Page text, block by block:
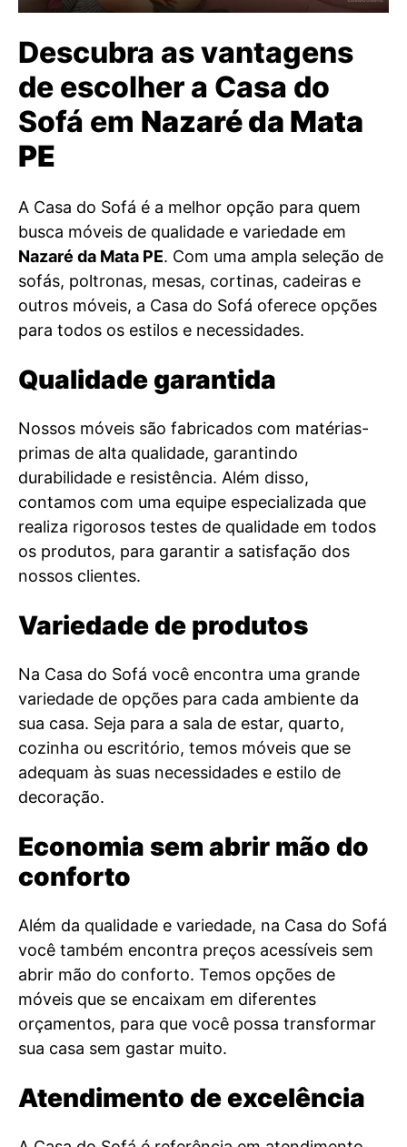
Descubra as vantagens
de escolher a Casa do
Sofá em Nazaré da Mata
PE
A Casa do Sofá é a melhor opção para quem
busca móveis de qualidade e variedade em
Nazaré da Mata PE. Com uma ampla seleção de
sofás, poltronas, mesas, cortinas, cadeiras e
outros móveis, a Casa do Sofá oferece opções
para todos os estilos e necessidades.
Qualidade garantida
Nossos móveis são fabricados com matérias-
primas de alta qualidade, garantindo
durabilidade e resistência. Além disso,
contamos com uma equipe especializada que
realiza rigorosos testes de qualidade em todos
os produtos, para garantir a satisfação dos
nossos clientes.
Variedade de produtos
Na Casa do Sofá você encontra uma grande
variedade de opções para cada ambiente da
sua casa. Seja para a sala de estar, quarto,
cozinha ou escritório, temos móveis que se
adequam às suas necessidades e estilo de
decoração.
Economia sem abrir mão do
conforto
Além da qualidade e variedade, na Casa do Sofá
você também encontra preços acessíveis sem
abrir mão do conforto. Temos opções de
móveis que se encaixam em diferentes
orçamentos, para que você possa transformar
sua casa sem gastar muito.
Atendimento de excelência